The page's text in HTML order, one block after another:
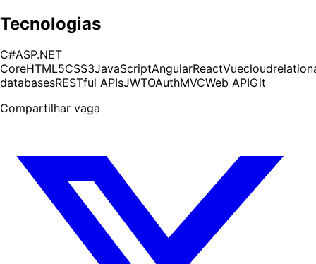
Tecnologias
C#ASP.NET
CoreHTML5CSS3JavaScriptAngularReactVuecloud
databasesRESTful APIsJWTOAuthMVCWeb APIGit
Compartilhar vaga